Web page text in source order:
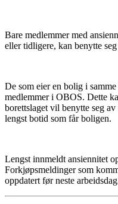
Bare medlemmer med
eller tidligere, kan benytte
De som eier en bolig i
medlemmer i OBOS. Dette
borettslaget vil benytte seg
lengst botid som får boligen.
Lengst innmeldt ansiennitet
Forkjøpsmeldinger som
oppdatert før neste